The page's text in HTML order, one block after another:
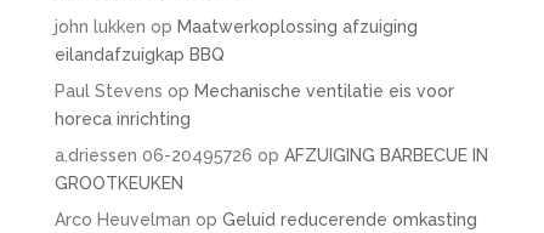
john lukken op Maatwerkoplossing afzuiging
eilandafzuigkap BBQ
Paul Stevens op Mechanische ventilatie eis voor
horeca inrichting
a.driessen 06-20495726 op AFZUIGING BARBECUE IN
GROOTKEUKEN
Arco Heuvelman op Geluid reducerende omkasting